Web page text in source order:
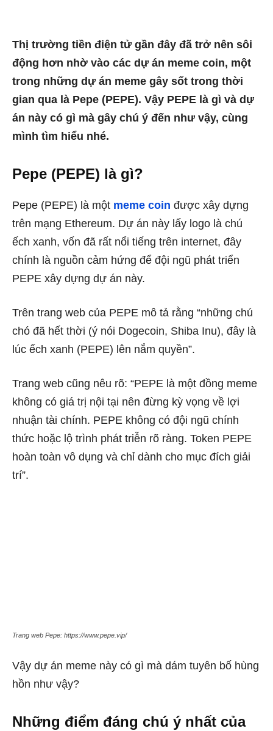
Thị trường tiền điện tử gần đây đã trở nên sôi
động hơn nhờ vào các dự án meme coin, một
trong những dự án meme gây sốt trong thời
gian qua là Pepe (PEPE). Vậy PEPE là gì và dự
án này có gì mà gây chú ý đến như vậy, cùng
mình tìm hiểu nhé.
Pepe (PEPE) là gì?
Pepe (PEPE) là một meme coin được xây dựng
trên mạng Ethereum. Dự án này lấy logo là chú
ếch xanh, vốn đã rất nổi tiếng trên internet, đây
chính là nguồn cảm hứng để đội ngũ phát triển
PEPE xây dựng dự án này.
Trên trang web của PEPE mô tả rằng “những chú
chó đã hết thời (ý nói Dogecoin, Shiba Inu), đây là
lúc ếch xanh (PEPE) lên nắm quyền”.
Trang web cũng nêu rõ: “PEPE là một đồng meme
không có giá trị nội tại nên đừng kỳ vọng về lợi
nhuận tài chính. PEPE không có đội ngũ chính
thức hoặc lộ trình phát triễn rõ ràng. Token PEPE
hoàn toàn vô dụng và chỉ dành cho mục đích giải
trí”.
Trang web Pepe: https://www.pepe.vip/
Vậy dự án meme này có gì mà dám tuyên bố hùng
hồn như vậy?
Những điểm đáng chú ý nhất của